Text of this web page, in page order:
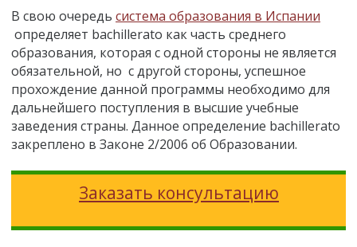
В свою очередь система образования в Испании
определяет bachillerato как часть среднего
образования, которая с одной стороны не является
обязательной, но с другой стороны, успешное
прохождение данной программы необходимо для
дальнейшего поступления в высшие учебные
заведения страны. Данное определение bachillerato
закреплено в Законе 2/2006 об Образовании.
Заказать консультацию